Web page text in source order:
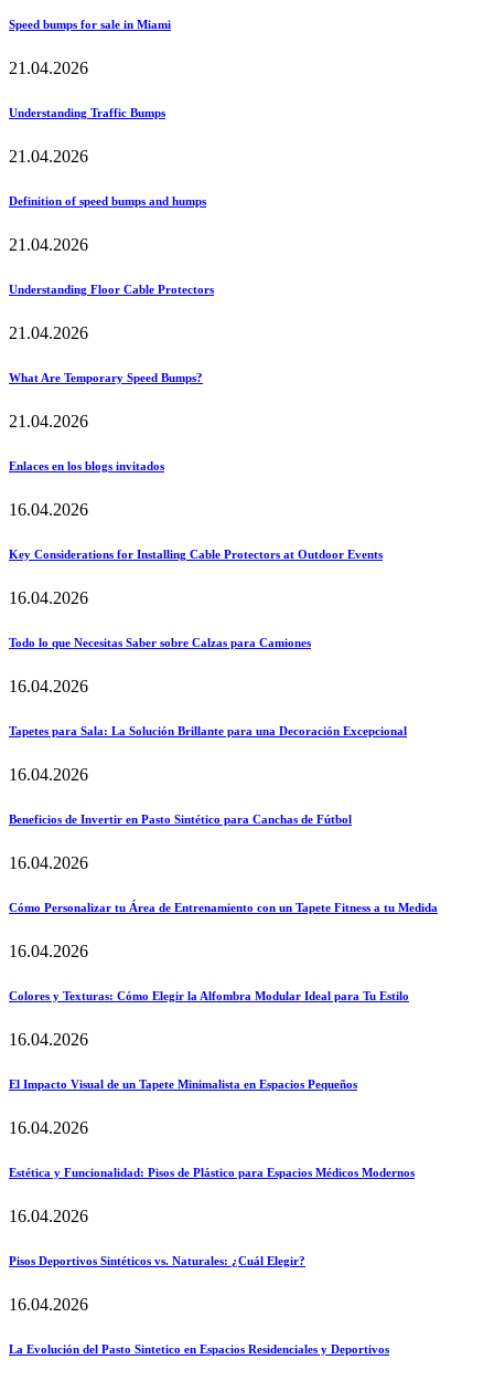
Speed bumps for sale in Miami
21.04.2026
Understanding Traffic Bumps
21.04.2026
Definition of speed bumps and humps
21.04.2026
Understanding Floor Cable Protectors
21.04.2026
What Are Temporary Speed Bumps?
21.04.2026
Enlaces en los blogs invitados
16.04.2026
Key Considerations for Installing Cable Protectors at Outdoor Events
16.04.2026
Todo lo que Necesitas Saber sobre Calzas para Camiones
16.04.2026
Tapetes para Sala: La Solución Brillante para una Decoración Excepcional
16.04.2026
Beneficios de Invertir en Pasto Sintético para Canchas de Fútbol
16.04.2026
Cómo Personalizar tu Área de Entrenamiento con un Tapete Fitness a tu Medida
16.04.2026
Colores y Texturas: Cómo Elegir la Alfombra Modular Ideal para Tu Estilo
16.04.2026
El Impacto Visual de un Tapete Minimalista en Espacios Pequeños
16.04.2026
Estética y Funcionalidad: Pisos de Plástico para Espacios Médicos Modernos
16.04.2026
Pisos Deportivos Sintéticos vs. Naturales: ¿Cuál Elegir?
16.04.2026
La Evolución del Pasto Sintetico en Espacios Residenciales y Deportivos